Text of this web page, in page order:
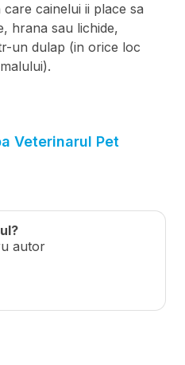
cainelui ii place sa
hrana sau lichide,
un dulap (in orice loc
Veterinarul Pet
autor